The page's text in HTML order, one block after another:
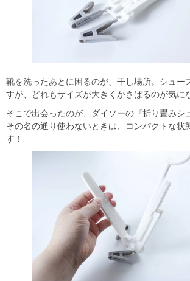
靴を洗ったあとに困るのが、干し場所。シュー
すが、どれもサイズが大きくかさばるのが気に
そこで出会ったのが、ダイソーの『折り畳みシ
その名の通り使わないときは、コンパクトな状
す！